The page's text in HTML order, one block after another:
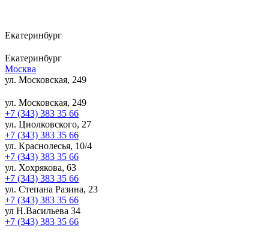
Екатеринбург
Екатеринбург
Москва
ул. Московская, 249
ул. Московская, 249
+7 (343) 383 35 66
ул. Циолковского, 27
+7 (343) 383 35 66
ул. Краснолесья, 10/4
+7 (343) 383 35 66
ул. Хохрякова, 63
+7 (343) 383 35 66
ул. Степана Разина, 23
+7 (343) 383 35 66
ул Н.Васильева 34
+7 (343) 383 35 66